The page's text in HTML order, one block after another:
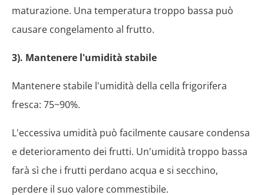
maturazione. Una temperatura troppo bassa può
causare congelamento al frutto.
3). Mantenere l'umidità stabile
Mantenere stabile l'umidità della cella frigorifera
fresca: 75~90%.
L'eccessiva umidità può facilmente causare condensa
e deterioramento dei frutti. Un'umidità troppo bassa
farà sì che i frutti perdano acqua e si secchino,
perdere il suo valore commestibile.